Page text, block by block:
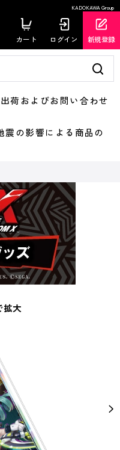
KADOKAWA Group
カート ログイン 新規登録
およびお問い合わせ
の影響による商品の
拡大